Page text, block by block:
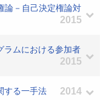
論－自己決定権論対
2015
ラムにおける参加者
2015
する一手法 2014